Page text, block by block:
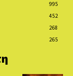
995
452
268
265